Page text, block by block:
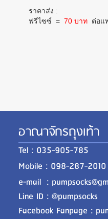
ราคาส่ง :
ฟรีไซซ์ = 70 บาท ต่อแ
อาณาจักรถุงเท้า
Tel : 035-905-785
Mobile : 098-287-
e-mail :
Line ID : @pumpsocks
Facebook Fanpage :